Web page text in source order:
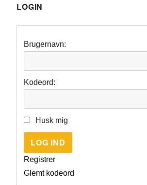
LOGIN
Brugernavn:
Kodeord:
Husk mig
LOG IND
Registrer
Glemt kodeord